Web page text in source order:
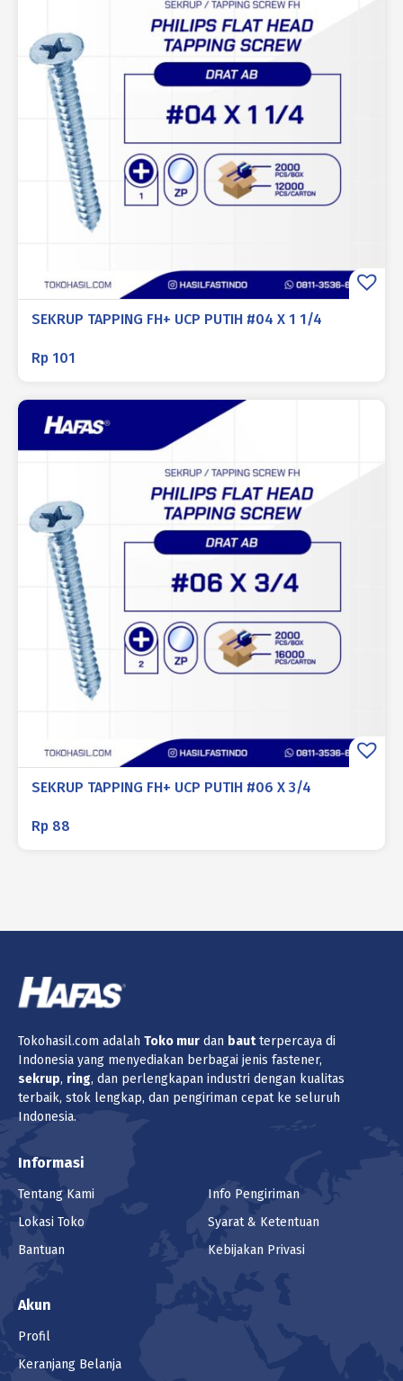
SEKRUP TAPPING FH+ UCP PUTIH #04 X 1 1/4
Rp 101
SEKRUP TAPPING FH+ UCP PUTIH #06 X 3/4
Rp 88
Tokohasil.com adalah Toko mur dan bautterpercaya di
Indonesia yang menyediakan berbagai jenis fastener,
sekrup, ring, dan perlengkapan industri dengan kualitas
terbaik, stok lengkap, dan pengiriman cepat ke seluruh
Indonesia.
Informasi
Tentang Kami
Lokasi Toko
Bantuan
Info Pengiriman
Syarat & Ketentuan
Kebijakan Privasi
Akun
Profil
Keranjang Belanja